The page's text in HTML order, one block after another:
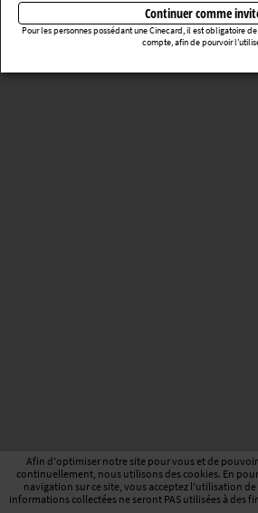
Afin d'optimiser notre site pour vous et de
continuellement, nous utilisons des cookies. En
navigation sur ce site, vous acceptez l'utilisation de
informations collectées ne seront PAS utilisées à des
Continuer comme
Pour les personnes possédant une Cinecard, il est obligatoire
compte, afin de pourvoir